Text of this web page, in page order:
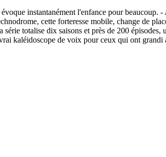
instantanément l'enfance pour beaucoup. -
cette forteresse mobile, change de
totalise dix saisons et près de 200 épisodes,
kaléidoscope de voix pour ceux qui ont grandi